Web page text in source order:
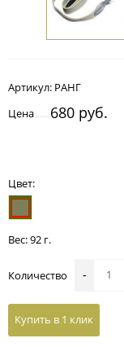
Артикул: РАНГ
Цена
680 руб.
Цвет:
Вес: 92 г.
Количество -
Купить в 1 клик